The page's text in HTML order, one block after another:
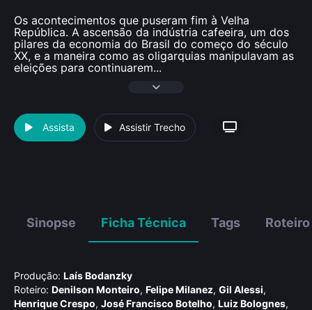
Os acontecimentos que puseram fim à Velha
República. A ascensão da indústria cafeeira, um dos
pilares da economia do Brasil do começo do século
XX, e a maneira como as oligarquias manipulavam as
eleições para continuarem...
Assista Assistir Trecho
Sinopse Ficha Técnica Tags Roteiro
Produção: Laí­s Bodanzky
Roteiro: Denilson Monteiro, Felipe Milanez, Gil Alessi,
Henrique Crespo, José Francisco Botelho, Luiz Bolognes,